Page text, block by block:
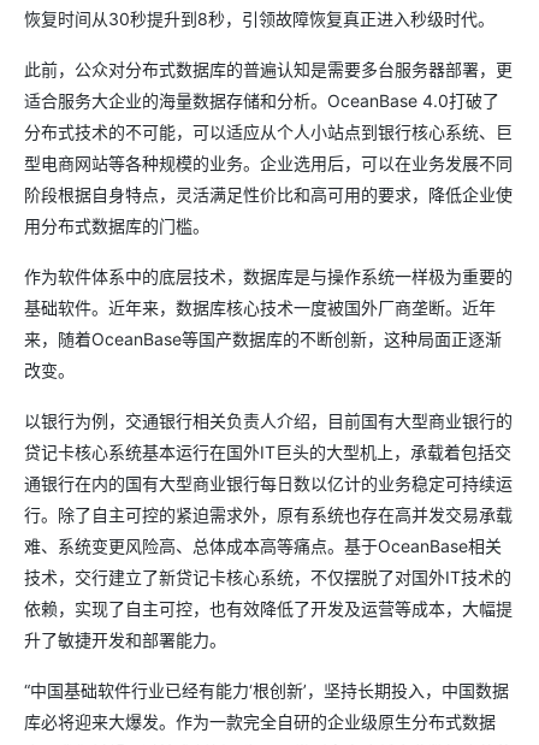
恢复时间从30秒提升到8秒，引领故障恢复真正进入秒级时代。
此前，公众对分布式数据库的普遍认知是需要多台服务器部署，更
适合服务大企业的海量数据存储和分析。OceanBase 4.0打破了
分布式技术的不可能，可以适应从个人小站点到银行核心系统、巨
型电商网站等各种规模的业务。企业选用后，可以在业务发展不同
阶段根据自身特点，灵活满足性价比和高可用的要求，降低企业使
用分布式数据库的门槛。
作为软件体系中的底层技术，数据库是与操作系统一样极为重要的
基础软件。近年来，数据库核心技术一度被国外厂商垄断。近年
来，随着OceanBase等国产数据库的不断创新，这种局面正逐渐
改变。
以银行为例，交通银行相关负责人介绍，目前国有大型商业银行的
贷记卡核心系统基本运行在国外IT巨头的大型机上，承载着包括交
通银行在内的国有大型商业银行每日数以亿计的业务稳定可持续运
行。除了自主可控的紧迫需求外，原有系统也存在高并发交易承载
难、系统变更风险高、总体成本高等痛点。基于OceanBase相关
技术，交行建立了新贷记卡核心系统，不仅摆脱了对国外IT技术的
依赖，实现了自主可控，也有效降低了开发及运营等成本，大幅提
升了敏捷开发和部署能力。
“中国基础软件行业已经有能力‘根创新’，坚持长期投入，中国数据
库必将迎来大爆发。作为一款完全自研的企业级原生分布式数据